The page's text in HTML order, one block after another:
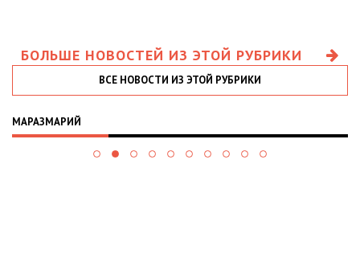
БОЛЬШЕ НОВОСТЕЙ ИЗ ЭТОЙ РУБРИКИ
ВСЕ НОВОСТИ ИЗ ЭТОЙ РУБРИКИ
МАРАЗМАРИЙ